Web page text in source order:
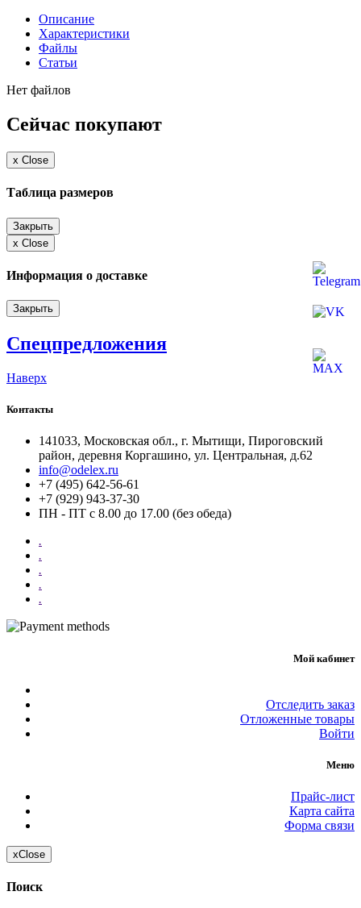
Описание
Характеристики
Файлы
Статьи
Нет файлов
Сейчас покупают
x Close
Таблица размеров
Закрыть
x Close
Информация о доставке
Закрыть
Спецпредложения
Наверх
Контакты
141033, Московская обл., г. Мытищи, Пироговский
район, деревня Коргашино, ул. Центральная, д.62
info@odelex.ru
+7 (495) 642-56-61
+7 (929) 943-37-30
ПН - ПТ с 8.00 до 17.00 (без обеда)
.
.
.
.
.
Мой кабинет
Отследить заказ
Отложенные товары
Войти
Меню
Прайс-лист
Карта сайта
Форма связи
xClose
Поиск